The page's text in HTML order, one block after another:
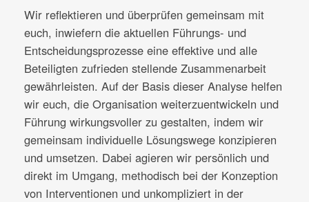
Wir reflektieren und überprüfen gemeinsam mit
euch, inwiefern die aktuellen Führungs- und
Entscheidungsprozesse eine effektive und alle
Beteiligten zufrieden stellende Zusammenarbeit
gewährleisten. Auf der Basis dieser Analyse helfen
wir euch, die Organisation weiterzuentwickeln und
Führung wirkungsvoller zu gestalten, indem wir
gemeinsam individuelle Lösungswege konzipieren
und umsetzen. Dabei agieren wir persönlich und
direkt im Umgang, methodisch bei der Konzeption
von Interventionen und unkompliziert in der